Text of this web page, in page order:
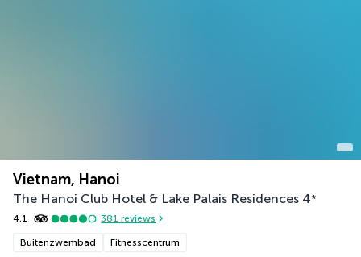
Vietnam, Hanoi
The Hanoi Club Hotel & Lake Palais Residences 4*
4,1 381 reviews
Buitenzwembad Fitnesscentrum